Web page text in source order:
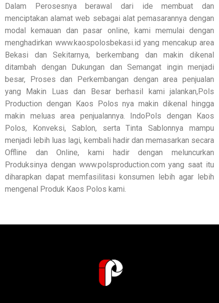
Dalam Perosesnya berawal dari ide membuat dan
menciptakan alamat web sebagai alat pemasarannya dengan
modal kemauan dan pasar online, kami memulai dengan
menghadirkan www.kaospolosbekasi.id yang mencakup area
Bekasi dan Sekitarnya, berkembang dan makin dikenal
ditambah dengan Dukungan dan Semangat ingin menjadi
besar, Proses dan Perkembangan dengan area penjualan
yang Makin Luas dan Besar berhasil kami jalankan,Pols
Production dengan Kaos Polos nya makin dikenal hingga
makin meluas area penjualannya. IndoPols dengan Kaos
Polos, Konveksi, Sablon, serta Tinta Sablonnya mampu
menjadi lebih luas lagi, kembali hadir dan memasarkan secara
Offline dan Online, kami hadir dengan meluncurkan
Produksinya dengan www.polsproduction.com yang saat itu
diharapkan dapat memfasilitasi konsumen lebih agar lebih
mengenal Produk Kaos Polos kami.